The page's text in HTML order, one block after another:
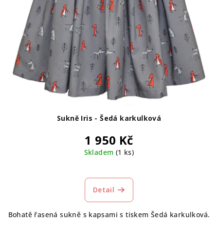
Sukně Iris - Šedá karkulková
1 950 Kč
Skladem (1 ks)
Detail
Bohatě řasená sukně s kapsami s tiskem Šedá karkulková.